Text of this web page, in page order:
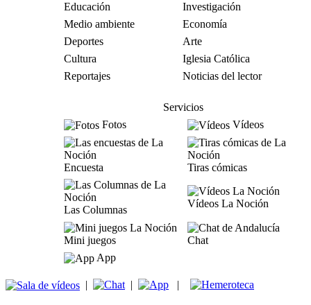
Educación
Investigación
Medio ambiente
Economía
Deportes
Arte
Cultura
Iglesia Católica
Reportajes
Noticias del lector
Servicios
Fotos
Vídeos
Encuesta Tiras cómicas
Las Columnas
Vídeos La Noción
Mini juegos
Chat
App
| | |